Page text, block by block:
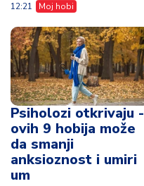
12:21 Moj hobi
Psiholozi otkrivaju -
ovih 9 hobija može
da smanji
anksioznost i umiri
um